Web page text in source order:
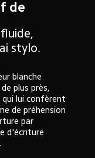
de
stylo.
blanche
plus près,
qui lui confèrent
de préhension
par
d'écriture